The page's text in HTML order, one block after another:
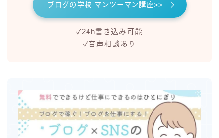
ブログの学校 マンツーマン講座>>
✓24h書き込み可能
✓音声相談あり